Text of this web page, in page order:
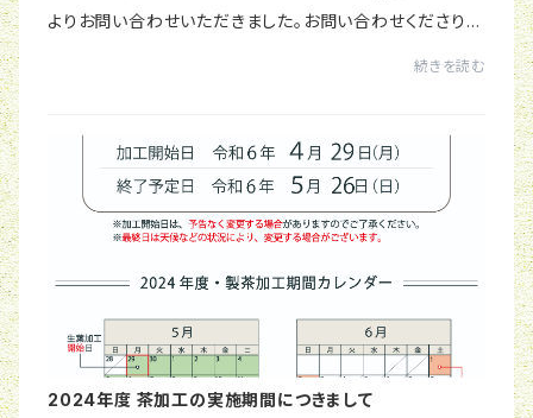
よりお問い合わせいただきました。お問い合わせくださり、
誠にありがとうございます。ご注文方法は３点ございます。
続きを読む
2024年度 茶加工の実施期間につきまして